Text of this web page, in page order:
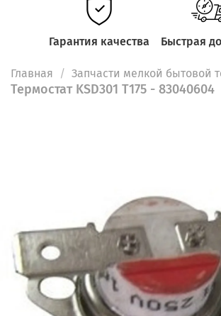
Гарантия качества Быстрая
Главная Запчасти мелкой бытовой
Термостат KSD301 T175 - 83040604